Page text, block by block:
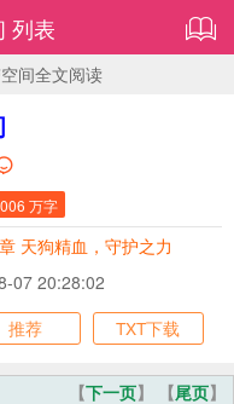
列表
间全文阅读
万字
天狗精血，守护之力
07 20:28:02
推荐 TXT下载
【下一页】 【尾页】